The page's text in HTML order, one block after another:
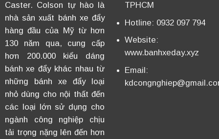
Caster. Colson tự hào là
nhà sản xuất bánh xe đẩy
hàng đầu của Mỹ từ hơn
130 năm qua, cung cấp
hơn 200.000 kiểu dáng
bánh xe đẩy khác nhau từ
những bánh xe đẩy loại
nhỏ dùng cho nội thất đến
các loại lớn sử dụng cho
ngành công nghiệp chịu
tải trọng nặng lên đến hơn
TPHCM
Hotline: 0932 097 794
Website:
www.banhxeday.xyz
Email: